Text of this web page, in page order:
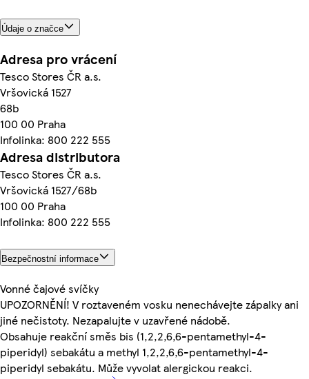
Údaje o značce
Adresa pro vrácení
Tesco Stores ČR a.s.
Vršovická 1527
68b
100 00 Praha
Infolinka: 800 222 555
Adresa distributora
Tesco Stores ČR a.s.
Vršovická 1527/68b
100 00 Praha
Infolinka: 800 222 555
Bezpečnostní informace
Vonné čajové svíčky
UPOZORNĚNÍ! V roztaveném vosku nenechávejte zápalky ani
jiné nečistoty. Nezapalujte v uzavřené nádobě.
Obsahuje reakční směs bis (1,2,2,6,6-pentamethyl-4-
piperidyl) sebakátu a methyl 1,2,2,6,6-pentamethyl-4-
piperidyl sebakátu. Může vyvolat alergickou reakci.